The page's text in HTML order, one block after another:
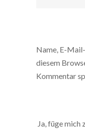
Name, E-
diesem
Kommentar
Ja, füge mich